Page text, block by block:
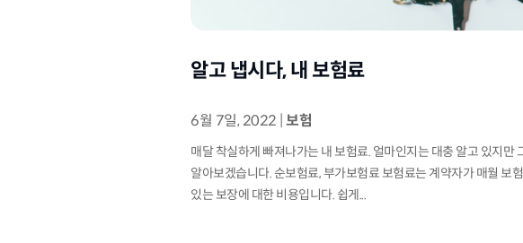
알고 냅시다, 내 보험료
6월 7일, 2022 보험
매달 착실하게 빠져나가는 내 보험료. 얼마인지는 대충 알고 있지
알아보겠습니다. 순보험료, 부가보험료 보험료는 계약자가 매월 보
있는 보장에 대한 비용입니다. 쉽게...